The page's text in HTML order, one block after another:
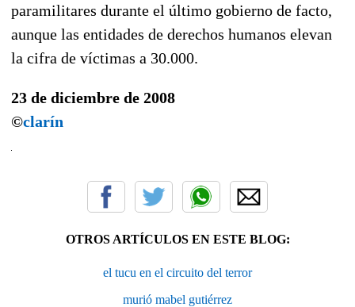
paramilitares durante el último gobierno de facto,
aunque las entidades de derechos humanos elevan
la cifra de víctimas a 30.000.
23 de diciembre de 2008
©clarín
OTROS ARTÍCULOS EN ESTE BLOG:
el tucu en el circuito del terror
murió mabel gutiérrez